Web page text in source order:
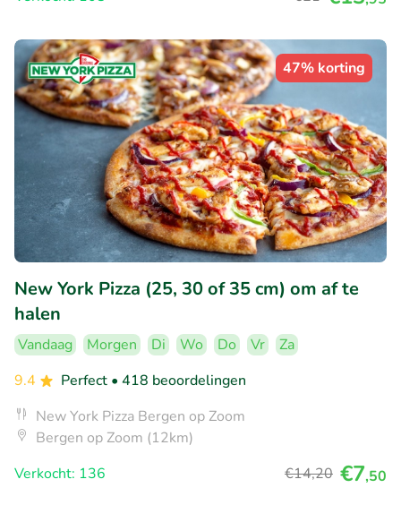
47% korting
New York Pizza (25, 30 of 35 cm) om af te
halen
Vandaag Morgen Di Wo Do Vr
Za
9.4
Perfect • 418 beoordelingen
New York Pizza Bergen op Zoom
Bergen op Zoom (12km)
Verkocht: 136
€14,20 €7,50